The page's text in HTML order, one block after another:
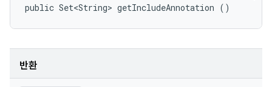
public Set<String> getIncludeAnnotation ()
반환